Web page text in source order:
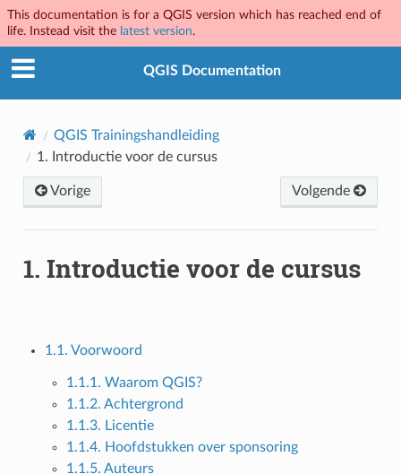
This documentation is for a QGIS version which has reached end of
life. Instead visit the latest version.
QGIS Documentation
QGIS Trainingshandleiding
1.
Introductie voor de cursus
Vorige Volgende
1. Introductie voor de cursus
1.1. Voorwoord
1.1.1. Waarom QGIS?
1.1.2. Achtergrond
1.1.3. Licentie
1.1.4. Hoofdstukken over sponsoring
1.1.5. Auteurs